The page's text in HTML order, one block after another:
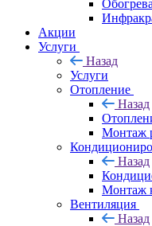
Акции
Услуги
Назад
Услуги
Отопление
Назад
Монтаж
Назад
Монтаж
Вентиляция
Назад